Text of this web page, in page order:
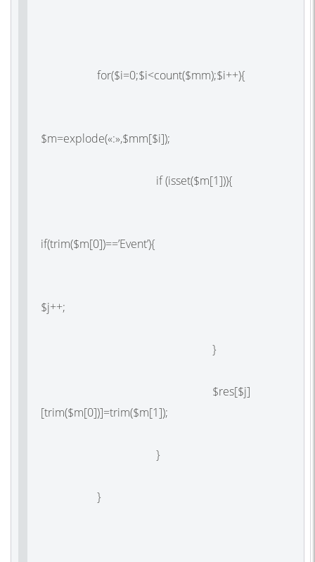
for($i=0;$i<count($mm);$i++){
$m=explode(«:»,$mm[$i]);
if (isset($m[1])){
if(trim($m[0])==’Event’){
$j++;
}
$res[$j]
[trim($m[0])]=trim($m[1]);
}
}